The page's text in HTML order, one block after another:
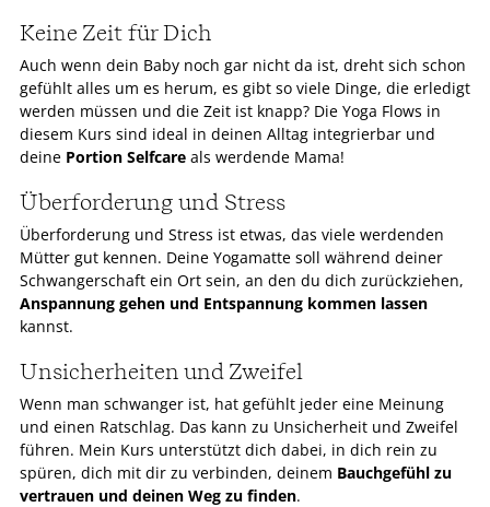
Keine Zeit für Dich
Auch wenn dein Baby noch gar nicht da ist, dreht sich schon
gefühlt alles um es herum, es gibt so viele Dinge, die erledigt
werden müssen und die Zeit ist knapp? Die Yoga Flows in
diesem Kurs sind ideal in deinen Alltag integrierbar und
deine Portion Selfcare als werdende Mama!
Überforderung und Stress
Überforderung und Stress ist etwas, das viele werdenden
Mütter gut kennen. Deine Yogamatte soll während deiner
Schwangerschaft ein Ort sein, an den du dich zurückziehen,
Anspannung gehen und Entspannung kommen lassen
kannst.
Unsicherheiten und Zweifel
Wenn man schwanger ist, hat gefühlt jeder eine Meinung
und einen Ratschlag. Das kann zu Unsicherheit und Zweifel
führen. Mein Kurs unterstützt dich dabei, in dich rein zu
spüren, dich mit dir zu verbinden, deinem Bauchgefühl zu
vertrauen und deinen Weg zu finden.